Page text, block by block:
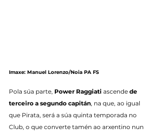
Imaxe: Manuel Lorenzo/Noia PA FS
Pola súa parte, Power Raggiati ascende de
terceiro a segundo capitán, na que, ao igual
que Pirata, será a súa quinta temporada no
Club, o que converte tamén ao arxentino nun